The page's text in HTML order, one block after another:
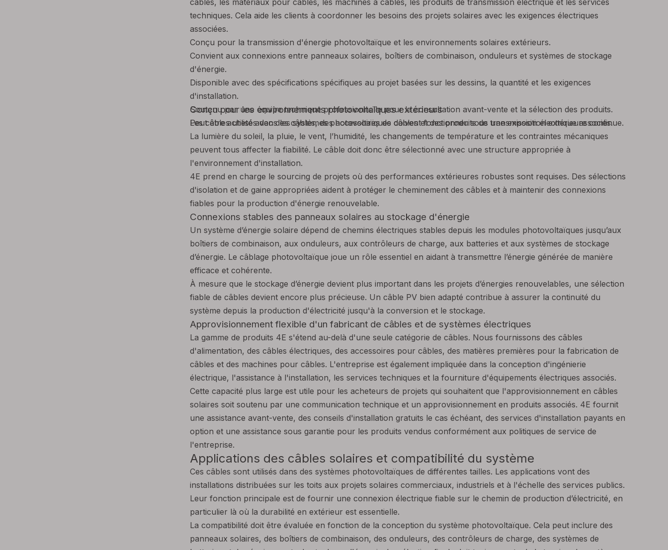
câbles, les matériaux pour câbles, les machines à câbles, les produits de transmission électrique et les services
techniques. Cela aide les clients à coordonner les besoins des projets solaires avec les exigences électriques
associées.
Conçu pour la transmission d'énergie photovoltaïque et les environnements solaires extérieurs.
Convient aux connexions entre panneaux solaires, boîtiers de combinaison, onduleurs et systèmes de stockage
d'énergie.
Disponible avec des spécifications spécifiques au projet basées sur les dessins, la quantité et les exigences
d'installation.
Soutenu par une équipe technique professionnelle pour la consultation avant-vente et la sélection des produits.
Peut être acheté avec des câbles, des accessoires de câbles et des produits de transmission électrique associés.
Conçu pour les environnements photovoltaïques extérieurs
Les câbles utilisés dans les systèmes photovoltaïques doivent fonctionner sous une exposition extérieure continue.
La lumière du soleil, la pluie, le vent, l’humidité, les changements de température et les contraintes mécaniques
peuvent tous affecter la fiabilité. Le câble doit donc être sélectionné avec une structure appropriée à
l'environnement d'installation.
4E prend en charge le sourcing de projets où des performances extérieures robustes sont requises. Des sélections
d'isolation et de gaine appropriées aident à protéger le cheminement des câbles et à maintenir des connexions
fiables pour la production d'énergie renouvelable.
Connexions stables des panneaux solaires au stockage d'énergie
Un système d’énergie solaire dépend de chemins électriques stables depuis les modules photovoltaïques jusqu’aux
boîtiers de combinaison, aux onduleurs, aux contrôleurs de charge, aux batteries et aux systèmes de stockage
d’énergie. Le câblage photovoltaïque joue un rôle essentiel en aidant à transmettre l’énergie générée de manière
efficace et cohérente.
À mesure que le stockage d’énergie devient plus important dans les projets d’énergies renouvelables, une sélection
fiable de câbles devient encore plus précieuse. Un câble PV bien adapté contribue à assurer la continuité du
système depuis la production d'électricité jusqu'à la conversion et le stockage.
Approvisionnement flexible d'un fabricant de câbles et de systèmes électriques
La gamme de produits 4E s'étend au-delà d'une seule catégorie de câbles. Nous fournissons des câbles
d'alimentation, des câbles électriques, des accessoires pour câbles, des matières premières pour la fabrication de
câbles et des machines pour câbles. L'entreprise est également impliquée dans la conception d'ingénierie
électrique, l'assistance à l'installation, les services techniques et la fourniture d'équipements électriques associés.
Cette capacité plus large est utile pour les acheteurs de projets qui souhaitent que l'approvisionnement en câbles
solaires soit soutenu par une communication technique et un approvisionnement en produits associés. 4E fournit
une assistance avant-vente, des conseils d'installation gratuits le cas échéant, des services d'installation payants en
option et une assistance sous garantie pour les produits vendus conformément aux politiques de service de
l'entreprise.
Applications des câbles solaires et compatibilité du système
Ces câbles sont utilisés dans des systèmes photovoltaïques de différentes tailles. Les applications vont des
installations distribuées sur les toits aux projets solaires commerciaux, industriels et à l'échelle des services publics.
Leur fonction principale est de fournir une connexion électrique fiable sur le chemin de production d’électricité, en
particulier là où la durabilité en extérieur est essentielle.
La compatibilité doit être évaluée en fonction de la conception du système photovoltaïque. Cela peut inclure des
panneaux solaires, des boîtiers de combinaison, des onduleurs, des contrôleurs de charge, des systèmes de